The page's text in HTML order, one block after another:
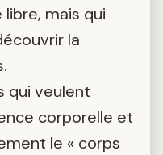
libre, mais qui
la
qui veulent
corporelle et
le « corps